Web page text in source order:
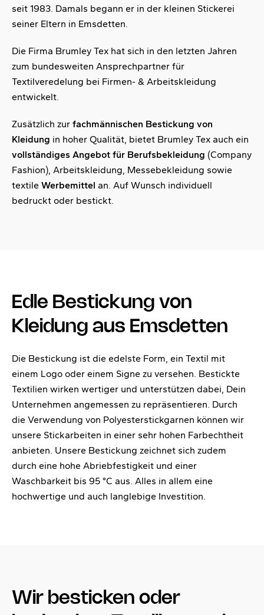
seit 1983. Damals begann er in der kleinen Stickerei
seiner Eltern in Emsdetten.
Die Firma Brumley Tex hat sich in den letzten Jahren
zum bundesweiten Ansprechpartner für
Textilveredelung bei Firmen- & Arbeitskleidung
entwickelt.
Zusätzlich zur fachmännischen Bestickung von
Kleidung in hoher Qualität, bietet Brumley Tex auch ein
vollständiges Angebot für Berufsbekleidung (Company
Fashion), Arbeitskleidung, Messebekleidung sowie
textile Werbemittel an. Auf Wunsch individuell
bedruckt oder bestickt.
Edle Bestickung von
Kleidung aus Emsdetten
Die Bestickung ist die edelste Form, ein Textil mit
einem Logo oder einem Signe zu versehen. Bestickte
Textilien wirken wertiger und unterstützen dabei, Dein
Unternehmen angemessen zu repräsentieren. Durch
die Verwendung von Polyesterstickgarnen können wir
unsere Stickarbeiten in einer sehr hohen Farbechtheit
anbieten. Unsere Bestickung zeichnet sich zudem
durch eine hohe Abriebfestigkeit und einer
Waschbarkeit bis 95 °C aus. Alles in allem eine
hochwertige und auch langlebige Investition.
Wir besticken oder